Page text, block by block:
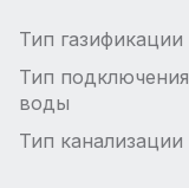
Тип газификации
Тип подключения
воды
Тип канализации